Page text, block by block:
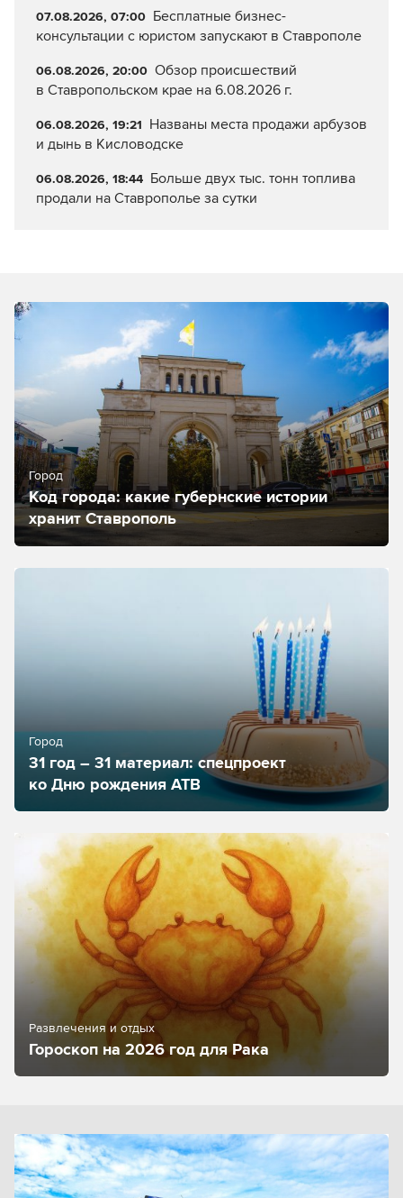
07.08.2026, 07:00 Бесплатные бизнес-
консультации с юристом запускают в Ставрополе
06.08.2026, 20:00 Обзор происшествий
в Ставропольском крае на 6.08.2026 г.
06.08.2026, 19:21 Названы места продажи арбузов
и дынь в Кисловодске
06.08.2026, 18:44 Больше двух тыс. тонн топлива
продали на Ставрополье за сутки
Город
Код города: какие губернские истории
хранит Ставрополь
Город
31 год – 31 материал: спецпроект
ко Дню рождения АТВ
Развлечения и отдых
Гороскоп на 2026 год для Рака